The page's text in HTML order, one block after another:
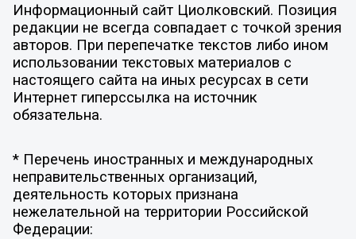
Информационный сайт Циолковский. Позиция
редакции не всегда совпадает с точкой зрения
авторов. При перепечатке текстов либо ином
использовании текстовых материалов с
настоящего сайта на иных ресурсах в сети
Интернет гиперссылка на источник
обязательна.
* Перечень иностранных и международных
неправительственных организаций,
деятельность которых признана
нежелательной на территории Российской
Федерации: